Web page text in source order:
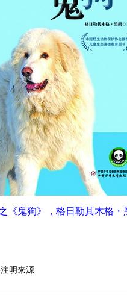
《鬼狗》，格日勒其木格
明来源